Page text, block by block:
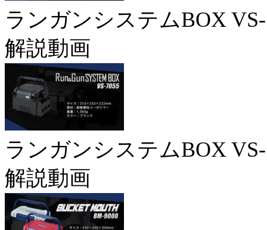
ランガンシステムBOX
解説動画
ランガンシステムBOX
解説動画